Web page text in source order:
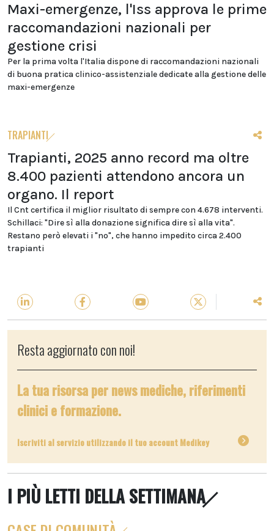
Maxi-emergenze, l'Iss approva le prime
raccomandazioni nazionali per
gestione crisi
Per la prima volta l'Italia dispone di raccomandazioni nazionali
di buona pratica clinico-assistenziale dedicate alla gestione delle
maxi-emergenze
TRAPIANTI
Trapianti, 2025 anno record ma oltre
8.400 pazienti attendono ancora un
organo. Il report
Il Cnt certifica il miglior risultato di sempre con 4.678 interventi.
Schillaci: "Dire sì alla donazione significa dire sì alla vita".
Restano però elevati i "no", che hanno impedito circa 2.400
trapianti
Resta aggiornato con noi!
La tua risorsa per news mediche, riferimenti
clinici e formazione.
Iscriviti al servizio utilizzando il tuo account Medikey
I PIÙ LETTI DELLA SETTIMANA